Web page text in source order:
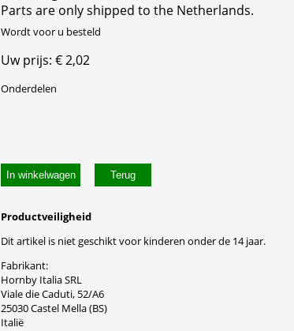
Parts are only shipped to the Netherlands.
Wordt voor u besteld
Uw prijs: € 2,02
Onderdelen
In winkelwagen
Productveiligheid
Dit artikel is niet geschikt voor kinderen onder de 14 jaar.
Fabrikant:
Hornby Italia SRL
Viale die Caduti, 52/A6
25030 Castel Mella (BS)
Italië